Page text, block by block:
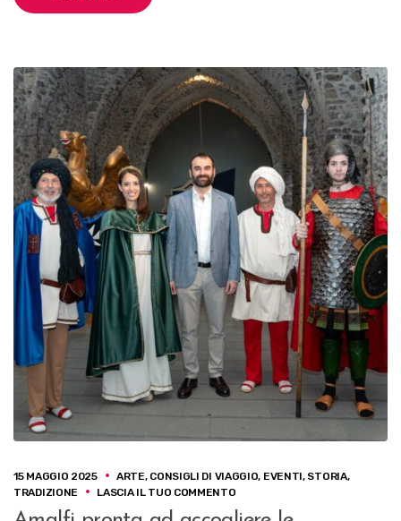
15 MAGGIO 2025 ARTE, CONSIGLI DI VIAGGIO, EVENTI, STORIA,
TRADIZIONE
LASCIA IL TUO COMMENTOSU
AMALFI